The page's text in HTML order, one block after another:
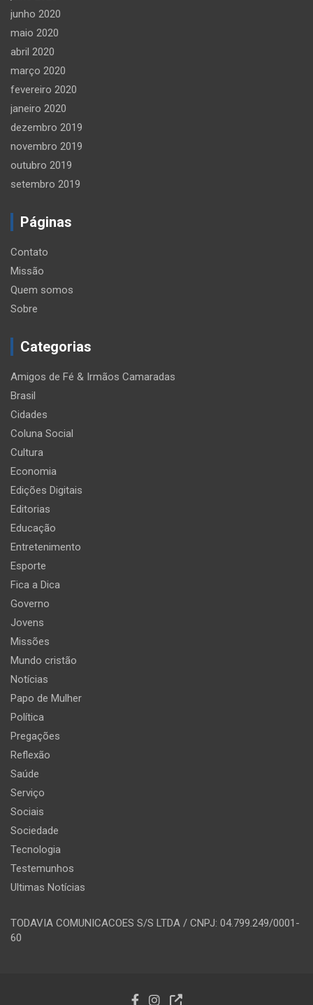
junho 2020
maio 2020
abril 2020
março 2020
fevereiro 2020
janeiro 2020
dezembro 2019
novembro 2019
outubro 2019
setembro 2019
Páginas
Contato
Missão
Quem somos
Sobre
Categorias
Amigos de Fé & Irmãos Camaradas
Brasil
Cidades
Coluna Social
Cultura
Economia
Edições Digitais
Editorias
Educação
Entretenimento
Esporte
Fica a Dica
Governo
Jovens
Missões
Mundo cristão
Notícias
Papo de Mulher
Política
Pregações
Reflexão
Saúde
Serviço
Sociais
Sociedade
Tecnologia
Testemunhos
Ultimas Notícias
TODAVIA COMUNICACOES S/S LTDA / CNPJ: 04.799.249/0001-
60